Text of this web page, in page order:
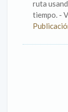
ruta
tiempo. -